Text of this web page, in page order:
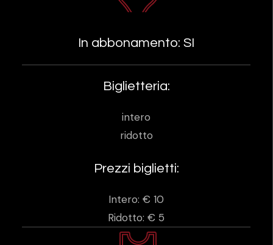
In abbonamento: SI
Biglietteria:
intero
ridotto
Prezzi biglietti:
Intero: € 10
Ridotto: € 5